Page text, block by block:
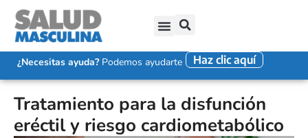
¿Necesitas ayuda?Podemos ayudarte Haz clic aquí
Tratamiento para la disfunción
eréctil y riesgo cardiometabólico